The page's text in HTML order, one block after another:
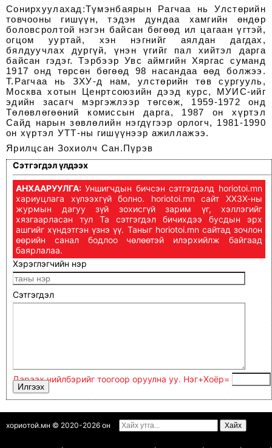
Сонирхуулахад:Түмэнбаярын Рагчаа нь Улстөрийн
товчооны гишүүн, тэдэн дундаа хамгийн өндөр
боловсролтой нэгэн байсан бөгөөд ил цагаан үгтэй,
огцом ууртай, хэн нэгнийг аялдан дагдах,
бялдуучлах дургүй, үнэн үгийг пал хийтэл дарга
байсан гэдэг. Тэрбээр Увс аймгийн Хяргас суманд
1917 онд төрсөн бөгөөд 98 насандаа өөд болжээ.
Т.Рагчаа нь ЗХУ-д нам, улстөрийн төв сургууль,
Москва хотын Ценртсоюзийн дээд курс, МУИС-ийг
эдийн засагч мэргэжлээр төгсөж, 1959-1972 онд
Төлөвлөгөөний комиссын дарга, 1987 он хүртэл
Сайд нарын зөвлөлийн нэгдүгээр орлогч, 1981-1990
он хүртэл УТТ-ны гишүүнээр ажиллажээ.
Ярилцсан Зохиолч Сан.Пүрэв
Сэтгэгдэл үлдээх
АНХААРУУЛГА: Уншигчдын бичсэн сэтгэгдэлд horiotoi.mn
хариуцлага хүлээхгүй болно. horiotoi.mn сайт ХХЗХ-ны
журмын дагуу зүй зохисгүй зарим үг, хэллэгийг
хязгаарласан тул Та сэтгэгдэл бичихдээ бусдын эрх
ашгийг хүндэтгэн үзнэ үү. Таныг horiotoi.mn сайтад зочлон
өөрийн санал бодлоо чөлөөтэй илэрхийлж байгаад
баярлалаа.
Хэрэглэгчийн нэр
Сэтгэгдэл
Дараах нийлбэрийг тоогоор оруулна уу. Нэг+Xoёp=
хориотой.мн © 2020-2026 он